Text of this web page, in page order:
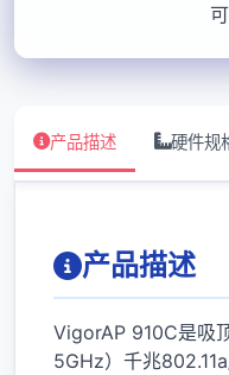
产品描述 硬件规
产品描述
VigorAP 910C是吸
5GHz）千兆